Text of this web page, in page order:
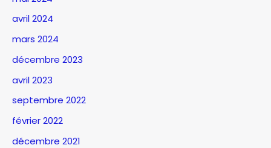
avril 2024
mars 2024
décembre 2023
avril 2023
septembre 2022
février 2022
décembre 2021